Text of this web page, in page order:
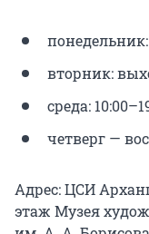
понедельник:
вторник:
среда:
четверг —
Адрес: ЦСИ
этаж Музея